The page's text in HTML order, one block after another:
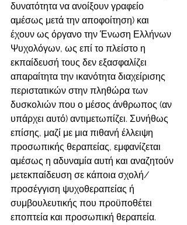
δυνατότητα να ανοίξουν γραφείο
αμέσως μετά την αποφοίτηση) και
έχουν ως όργανο την Ένωση Ελλήνων
Ψυχολόγων, ως επί το πλείστο η
εκπαίδευσή τους δεν εξασφαλίζει
απαραίτητα την ικανότητα διαχείρισης
περιστατικών στην πληθώρα των
δυσκολιών που ο μέσος άνθρωπος (αν
υπάρχει αυτό) αντιμετωπίζει. Συνήθως
επίσης, μαζί με μια πιθανή έλλειψη
προσωπικής θεραπείας, εμφανίζεται
αμέσως η αδυναμία αυτή και αναζητούν
μετεκπαίδευση σε κάποια σχολή/
προσέγγιση ψυχοθεραπείας ή
συμβουλευτικής που προϋποθέτει
εποπτεία και προσωπική θεραπεία.